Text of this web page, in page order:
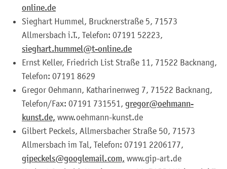
online.de
Sieghart Hummel, Brucknerstraße 5, 71573
Allmersbach i.T., Telefon: 07191 52223,
sieghart.hummel@t-online.de
Ernst Keller, Friedrich List Straße 11, 71522 Backnang,
Telefon: 07191 8629
Gregor Oehmann, Katharinenweg 7, 71522 Backnang,
Telefon/Fax: 07191 731551, gregor@oehmann-
kunst.de, www.oehmann-kunst.de
Gilbert Peckels, Allmersbacher Straße 50, 71573
Allmersbach im Tal, Telefon: 07191 2206177,
gipeckels@googlemail.com, www.gip-art.de